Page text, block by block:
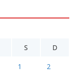
S D
1 2